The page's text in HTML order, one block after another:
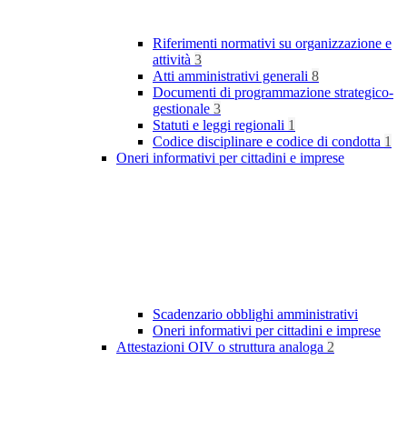
Riferimenti normativi su organizzazione e
attività 3
Atti amministrativi generali 8
Documenti di programmazione strategico-
gestionale 3
Statuti e leggi regionali 1
Codice disciplinare e codice di condotta 1
Oneri informativi per cittadini e imprese
Scadenzario obblighi amministrativi
Oneri informativi per cittadini e imprese
Attestazioni OIV o struttura analoga 2